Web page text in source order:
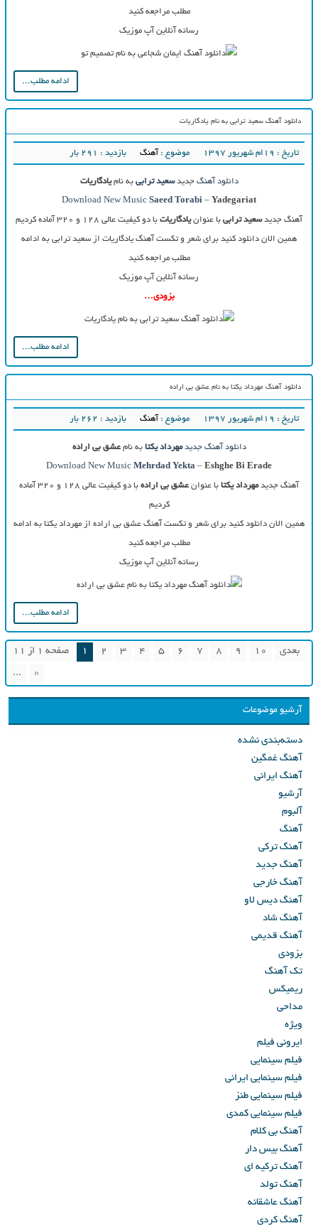
مطلب مراجعه کنید
رسانه آنلاین آپ موزیک
ادامه مطلب...
دانلود آهنگ سعید ترابی به نام یادگاریات
تاریخ : ۱۹ام شهریور ۱۳۹۷ موضوع : آهنگ بازدید : 291 بار
دانلود آهنگ جدیدسعید ترابی به نامیادگاریات
Download New Music Saeed Torabi – Yadegariat
آهنگ جدیدسعید ترابی با عنوانیادگاریات با دو کیفیت عالی ۱۲۸ و ۳۲۰ آماده کردیم
همین الان دانلود کنید برای شعر و تکست آهنگ یادگاریات از سعید ترابی به ادامه
مطلب مراجعه کنید
رسانه آنلاین آپ موزیک
بزودی…
ادامه مطلب...
دانلود آهنگ مهرداد یکتا به نام عشق بی اراده
تاریخ : ۱۹ام شهریور ۱۳۹۷ موضوع : آهنگ بازدید : 262 بار
دانلود آهنگ جدید مهرداد یکتا به نامعشق بی اراده
Download New Music Mehrdad Yekta – Eshghe Bi Erade
آهنگ جدیدمهرداد یکتا با عنوان عشق بی اراده با دو کیفیت عالی ۱۲۸ و ۳۲۰ آماده
کردیم
همین الان دانلود کنید برای شعر و تکست آهنگ عشق بی اراده از مهرداد یکتا به ادامه
مطلب مراجعه کنید
رسانه آنلاین آپ موزیک
ادامه مطلب...
صفحه 1 از 11 1 2 3 4 5 6 7 8 9 10 بعدی
... «
آرشیو موضوعات
دسته‌بندی نشده
آهنگ غمگین
آهنگ ایرانی
آرشیو
آلبوم
آهنگ
آهنگ ترکی
آهنگ جدید
آهنگ خارجی
آهنگ دیس لاو
آهنگ شاد
آهنگ قدیمی
بزودی
تک آهنگ
ریمیکس
مداحی
ویژه
ایرونی فیلم
فیلم سینمایی
فیلم سینمایی ایرانی
فیلم سینمایی طنز
فیلم سینمایی کمدی
آهنگ بی کلام
آهنگ بیس دار
آهنگ ترکیه ای
آهنگ تولد
آهنگ عاشقانه
آهنگ کردی